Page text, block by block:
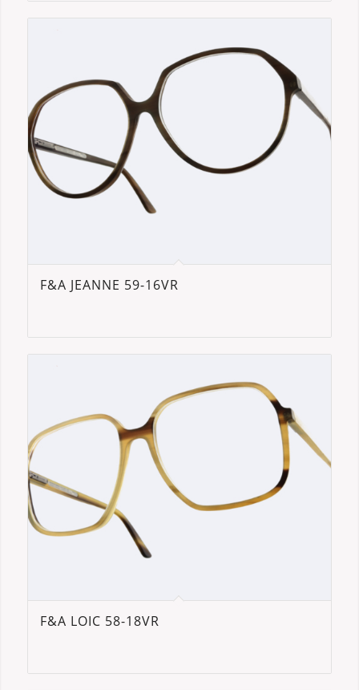
F&A JEANNE 59-16VR
F&A LOIC 58-18VR